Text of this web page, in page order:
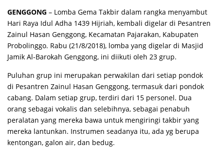
GENGGONG – Lomba Gema Takbir dalam rangka menyambut
Hari Raya Idul Adha 1439 Hijriah, kembali digelar di Pesantren
Zainul Hasan Genggong, Kecamatan Pajarakan, Kabupaten
Probolinggo. Rabu (21/8/2018), lomba yang digelar di Masjid
Jamik Al-Barokah Genggong, ini diikuti oleh 23 grup.
Puluhan grup ini merupakan perwakilan dari setiap pondok
di Pesantren Zainul Hasan Genggong, termasuk dari pondok
cabang. Dalam setiap grup, terdiri dari 15 personel. Dua
orang sebagai vokalis dan selebihnya, sebagai penabuh
peralatan yang mereka bawa untuk mengiringi takbir yang
mereka lantunkan. Instrumen seadanya itu, ada yg berupa
kentongan, galon air, dan bedug.